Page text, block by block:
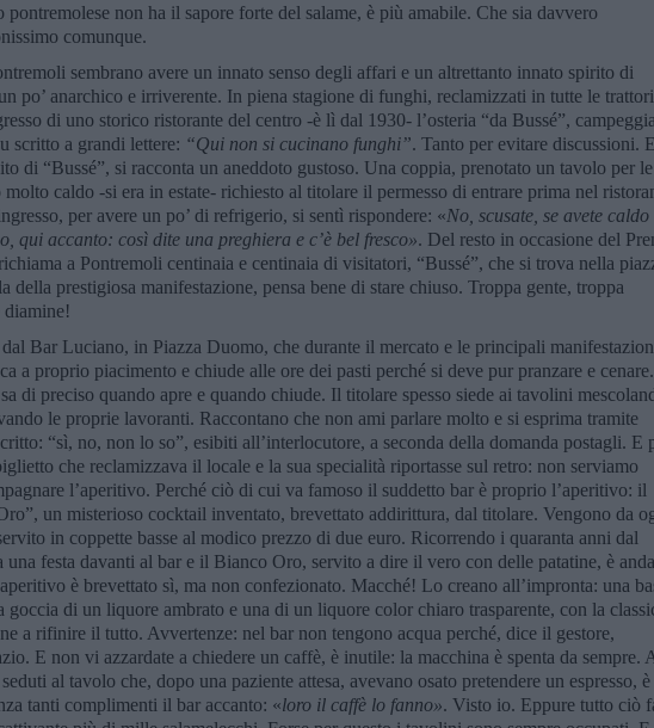
pontremolese non ha il sapore forte del salame, è più amabile. Che sia davvero
comunque.
sembrano avere un innato senso degli affari e un altrettanto innato spirito di
po’ anarchico e irriverente. In piena stagione di funghi, reclamizzati in tutte le
di uno storico ristorante del centro -è lì dal 1930- l’osteria “da Bussé”,
scritto a grandi lettere: “Qui non si cucinano funghi”. Tanto per evitare discussioni.
di “Bussé”, si racconta un aneddoto gustoso. Una coppia, prenotato un tavolo per le
caldo -si era in estate- richiesto al titolare il permesso di entrare prima nel
per avere un po’ di refrigerio, si sentì rispondere: «No, scusate, se avete caldo
qui accanto: così dite una preghiera e c’è bel fresco». Del resto in occasione del
a Pontremoli centinaia e centinaia di visitatori, “Bussé”, che si trova nella
della prestigiosa manifestazione, pensa bene di stare chiuso. Troppa gente, troppa
diamine!
Bar Luciano, in Piazza Duomo, che durante il mercato e le principali
a proprio piacimento e chiude alle ore dei pasti perché si deve pur pranzare e cenare.
di preciso quando apre e quando chiude. Il titolare spesso siede ai tavolini
le proprie lavoranti. Raccontano che non ami parlare molto e si esprima tramite
“sì, no, non lo so”, esibiti all’interlocutore, a seconda della domanda postagli. E
che reclamizzava il locale e la sua specialità riportasse sul retro: non serviamo
l’aperitivo. Perché ciò di cui va famoso il suddetto bar è proprio l’aperitivo: il
un misterioso cocktail inventato, brevettato addirittura, dal titolare. Vengono da
in coppette basse al modico prezzo di due euro. Ricorrendo i quaranta anni dal
una festa davanti al bar e il Bianco Oro, servito a dire il vero con delle patatine, è
è brevettato sì, ma non confezionato. Macché! Lo creano all’impronta: una
goccia di un liquore ambrato e una di un liquore color chiaro trasparente, con la
a rifinire il tutto. Avvertenze: nel bar non tengono acqua perché, dice il gestore,
E non vi azzardate a chiedere un caffè, è inutile: la macchina è spenta da sempre.
al tavolo che, dopo una paziente attesa, avevano osato pretendere un espresso, è
tanti complimenti il bar accanto: «loro il caffè lo fanno». Visto io. Eppure tutto ciò